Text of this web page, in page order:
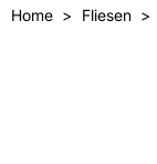
Home Fliesen